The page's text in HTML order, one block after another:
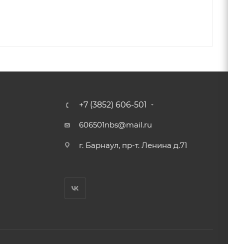
+7 (3852) 606-501
606501nbs@mail.ru
г. Барнаул, пр-т. Ленина д.71